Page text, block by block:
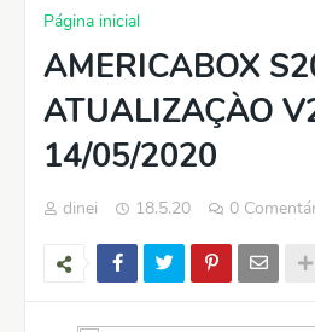
Página inicial
AMERICABOX
ATUALIZAÇÀO
14/05/2020
dinei 18.5.20 0